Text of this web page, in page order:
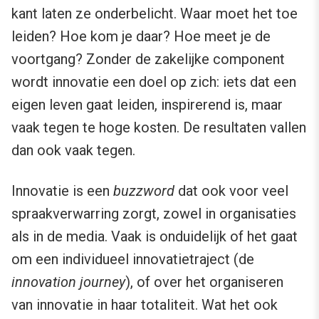
kant laten ze onderbelicht. Waar moet het toe
leiden? Hoe kom je daar? Hoe meet je de
voortgang? Zonder de zakelijke component
wordt innovatie een doel op zich: iets dat een
eigen leven gaat leiden, inspirerend is, maar
vaak tegen te hoge kosten. De resultaten vallen
dan ook vaak tegen.
Innovatie is een buzzword dat ook voor veel
spraakverwarring zorgt, zowel in organisaties
als in de media. Vaak is onduidelijk of het gaat
om een individueel innovatietraject (de
innovation journey), of over het organiseren
van innovatie in haar totaliteit. Wat het ook